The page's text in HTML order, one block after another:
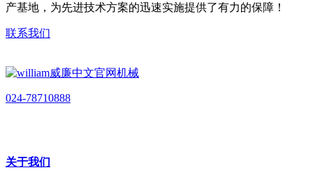
产基地，为先进技术方案的迅速实施提供了有力的保障！
联系我们
024-78710888
关于我们